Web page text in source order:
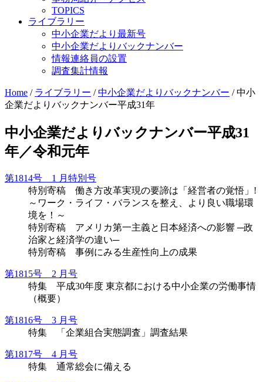
TOPICS
ライブラリー
中小企業だより最新号
中小企業だよりバックナンバー
情報連絡員の設置
調査集計情報
Home / ライブラリー /中小企業だよりバックナンバー /中小
企業だよりバックナンバー平成31年
中小企業だよりバックナンバー平成31
年／令和元年
第1814号 1 月特別号
特別寄稿 働き方改革実現の要諦は「経営者の覚悟」!
～ワーク・ライフ・バランスを整え、より良い職場環
境を！～
特別寄稿 アメリカ第一主義と日本経済への影響 ─政
治家と経済学の違い─
特別寄稿 事例にみる生産性向上の成果
第1815号 2 月号
特集 平成30年度 東京都における中小企業の労働事情
（概要）
第1816号 3 月号
特集 「企業組合実態調査」調査結果
第1817号 4 月号
特集 通常総会に備える